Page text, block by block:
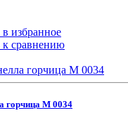
избранное
к сравнению
горчица М 0034